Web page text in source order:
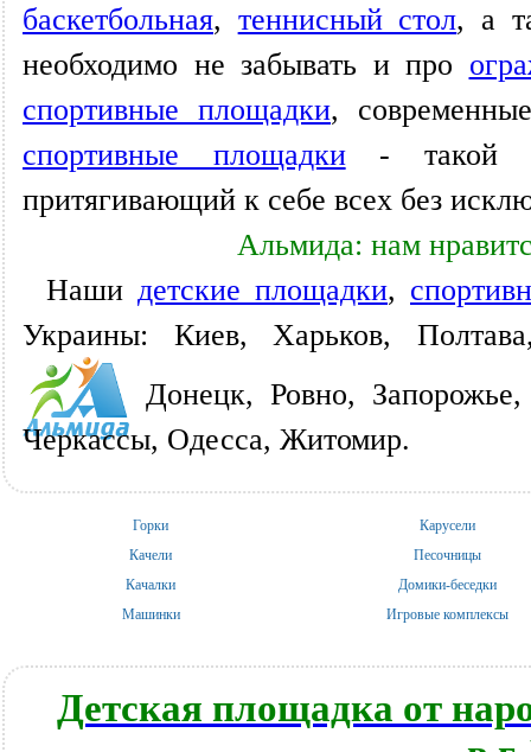
баскетбольная, теннисный стол, а
необходимо не забывать и про
спортивные площадки,
спортивные площадки- такой
притягивающий к себе всех без
Альмида: нам
Наши детские площадки,
Украины: Киев, Харьков,
Донецк, Ровно,
Черкассы, Одесса, Житомир.
Горки
Качели
Качалки
Машинки
Карусели
Песочницы
Домики-беседки
Игровые комплексы
Детская площадка от